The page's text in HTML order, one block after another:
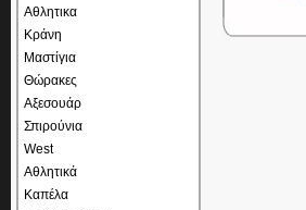
Αθλητικα
Κράνη
Μαστίγια
Θώρακες
Αξεσουάρ
Σπιρούνια
West
Αθλητικά
Καπέλα